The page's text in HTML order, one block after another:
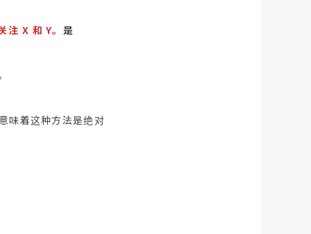
X 和 Y。 是
味着这种方法是绝对